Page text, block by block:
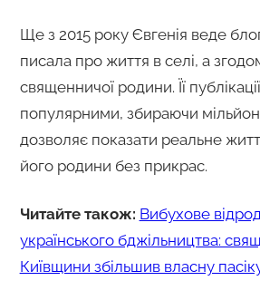
Ще з 2015 року Євгенія веде
писала про життя в селі, а
священничої родини. Її
популярними, збираючи
дозволяє показати реальне
його родини без прикрас.
Читайте також: Вибухове
українського бджільництва:
Київщини збільшив власну